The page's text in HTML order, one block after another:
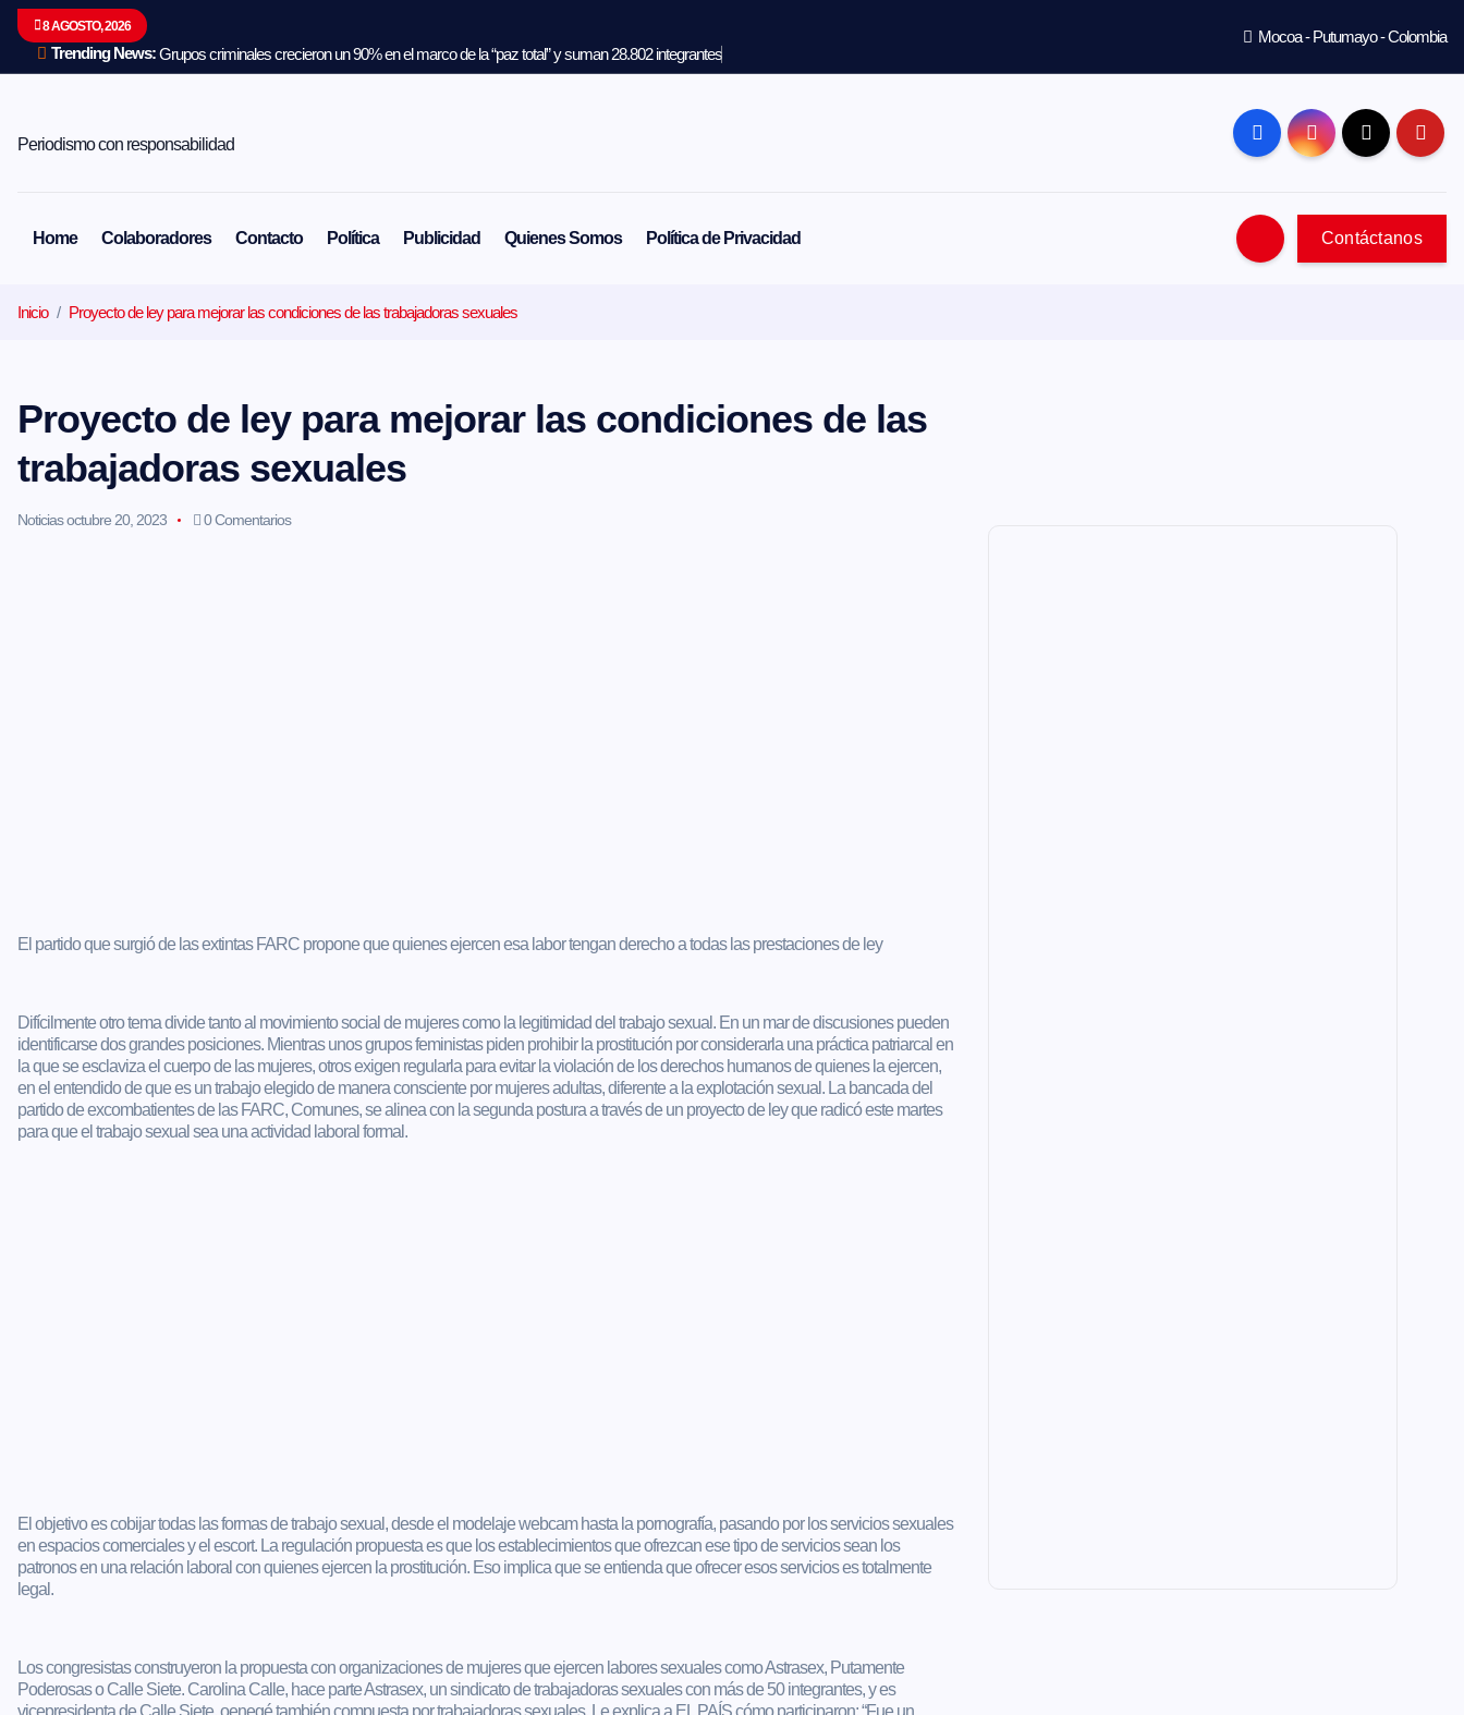
t
8 AGOSTO, 2026
Trending News:Grupos criminales crecieron un 90% en el marco de la “paz total” y suman 28.802 integrantes
Mocoa - Putumayo - Colombia
Periodismo con responsabilidad
Home Colaboradores Contacto Política Publicidad Quienes Somos Política de Privacidad Contáctanos
Inicio Proyecto de ley para mejorar las condiciones de las trabajadoras sexuales
Proyecto de ley para mejorar las condiciones de las
trabajadoras sexuales
Noticiasoctubre 20, 2023 0 Comentarios
El partido que surgió de las extintas FARC propone que quienes ejercen esa labor tengan derecho a todas las prestaciones de ley
Difícilmente otro tema divide tanto al movimiento social de mujeres como la legitimidad del trabajo sexual. En un mar de discusiones pueden
identificarse dos grandes posiciones. Mientras unos grupos feministas piden prohibir la prostitución por considerarla una práctica patriarcal en
la que se esclaviza el cuerpo de las mujeres, otros exigen regularla para evitar la violación de los derechos humanos de quienes la ejercen,
en el entendido de que es un trabajo elegido de manera consciente por mujeres adultas, diferente a la explotación sexual. La bancada del
partido de excombatientes de las FARC, Comunes, se alinea con la segunda postura a través de un proyecto de ley que radicó este martes
para que el trabajo sexual sea una actividad laboral formal.
El objetivo es cobijar todas las formas de trabajo sexual, desde el modelaje webcam hasta la pornografía, pasando por los servicios sexuales
en espacios comerciales y el escort. La regulación propuesta es que los establecimientos que ofrezcan ese tipo de servicios sean los
patronos en una relación laboral con quienes ejercen la prostitución. Eso implica que se entienda que ofrecer esos servicios es totalmente
legal.
Los congresistas construyeron la propuesta con organizaciones de mujeres que ejercen labores sexuales como Astrasex, Putamente
Poderosas o Calle Siete. Carolina Calle, hace parte Astrasex, un sindicato de trabajadoras sexuales con más de 50 integrantes, y es
vicepresidenta de Calle Siete, oenegé también compuesta por trabajadoras sexuales. Le explica a EL PAÍS cómo participaron: “Fue un